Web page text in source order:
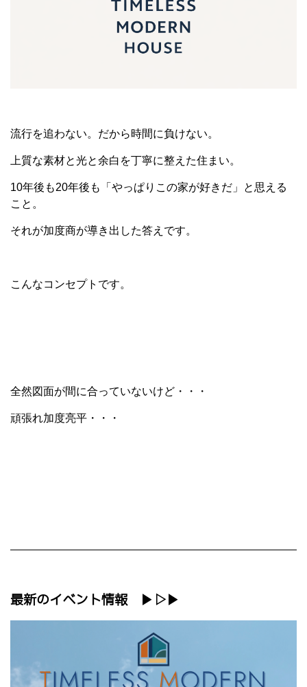
流行を追わない。だから時間に負けない。
上質な素材と光と余白を丁寧に整えた住まい。
10年後も20年後も「やっぱりこの家が好きだ」と思える
こと。
それが加度商が導き出した答えです。
こんなコンセプトです。
全然図面が間に合っていないけど・・・
頑張れ加度亮平・・・
最新のイベント情報 ▶▷▶